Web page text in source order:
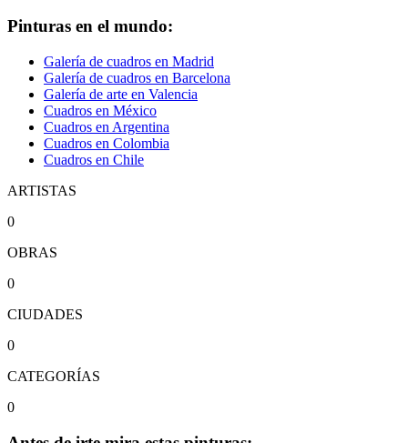
Pinturas en el mundo:
Galería de cuadros en Madrid
Galería de cuadros en Barcelona
Galería de arte en Valencia
Cuadros en México
Cuadros en Argentina
Cuadros en Colombia
Cuadros en Chile
ARTISTAS
0
OBRAS
0
CIUDADES
0
CATEGORÍAS
0